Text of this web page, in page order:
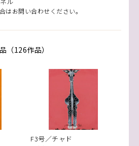
お問い合わせください。
（126作品）
F3号／チャド